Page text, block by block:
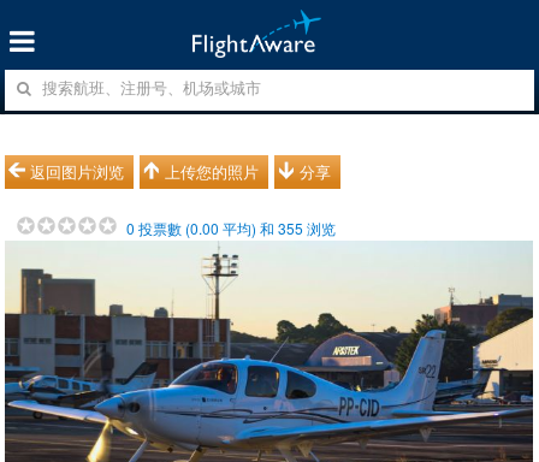
返回图片浏览 上传您的照片 分享
0 投票數 (0.00 平均) 和355 浏览